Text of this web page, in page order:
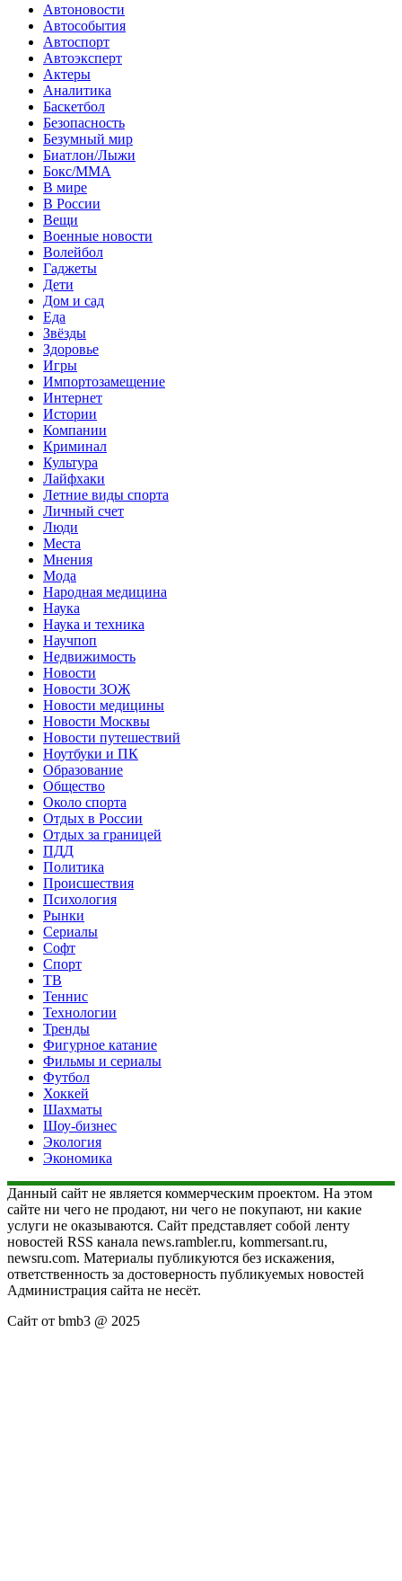
Автоновости
Автособытия
Автоспорт
Автоэксперт
Актеры
Аналитика
Баскетбол
Безопасность
Безумный мир
Биатлон/Лыжи
Бокс/MMA
В мире
В России
Вещи
Военные новости
Волейбол
Гаджеты
Дети
Дом и сад
Еда
Звёзды
Здоровье
Игры
Импортозамещение
Интернет
Истории
Компании
Криминал
Культура
Лайфхаки
Летние виды спорта
Личный счет
Люди
Места
Мнения
Мода
Народная медицина
Наука
Наука и техника
Научпоп
Недвижимость
Новости
Новости ЗОЖ
Новости медицины
Новости Москвы
Новости путешествий
Ноутбуки и ПК
Образование
Общество
Около спорта
Отдых в России
Отдых за границей
ПДД
Политика
Происшествия
Психология
Рынки
Сериалы
Софт
Спорт
ТВ
Теннис
Технологии
Тренды
Фигурное катание
Фильмы и сериалы
Футбол
Хоккей
Шахматы
Шоу-бизнес
Экология
Экономика
Данный сайт не является коммерческим проектом. На этом
сайте ни чего не продают, ни чего не покупают, ни какие
услуги не оказываются. Сайт представляет собой ленту
новостей RSS канала news.rambler.ru, kommersant.ru,
newsru.com. Материалы публикуются без искажения,
ответственность за достоверность публикуемых новостей
Администрация сайта не несёт.
Сайт от bmb3 @ 2025